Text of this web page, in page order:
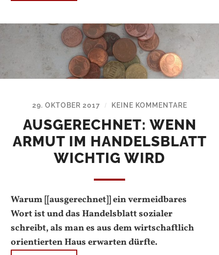
29. OKTOBER 2017 / KEINE KOMMENTARE
AUSGERECHNET: WENN
ARMUT IM HANDELSBLATT
WICHTIG WIRD
Warum [[ausgerechnet]] ein vermeidbares
Wort ist und das Handelsblatt sozialer
schreibt, als man es aus dem wirtschaftlich
orientierten Haus erwarten dürfte.